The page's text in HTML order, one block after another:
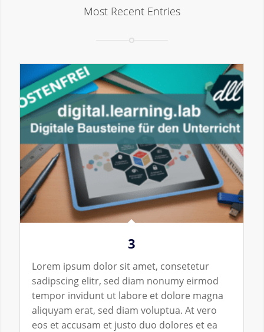
Most Recent Entries
3
Lorem ipsum dolor sit amet, consetetur
sadipscing elitr, sed diam nonumy eirmod
tempor invidunt ut labore et dolore magna
aliquyam erat, sed diam voluptua. At vero
eos et accusam et justo duo dolores et ea